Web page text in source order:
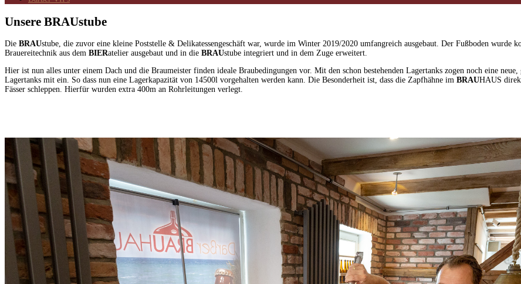
Unsere BRAUstube
Die BRAUstube, die zuvor eine kleine Poststelle & Delikatessengeschäft war, wurde im Winter 2019/2020 umfangreich ausgebaut. Der Fußboden wurde
Brauereitechnik aus dem BIERatelier ausgebaut und in die BRAUstube integriert und in dem Zuge erweitert.
Hier ist nun alles unter einem Dach und die Braumeister finden ideale Braubedingungen vor. Mit den schon bestehenden Lagertanks zogen noch eine
Lagertanks mit ein. So dass nun eine Lagerkapazität von 14500l vorgehalten werden kann. Die Besonderheit ist, dass die Zapfhähne im BRAUHAUS
Fässer schleppen. Hierfür wurden extra 400m an Rohrleitungen verlegt.